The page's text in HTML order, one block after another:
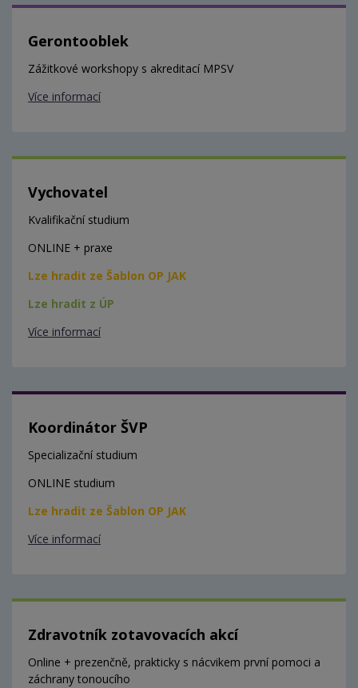
Gerontooblek
Zážitkové workshopy s akreditací MPSV
Více informací
Vychovatel
Kvalifikační studium
ONLINE + praxe
Lze hradit ze Šablon OP JAK
Lze hradit z ÚP
Více informací
Koordinátor ŠVP
Specializační studium
ONLINE studium
Lze hradit ze Šablon OP JAK
Více informací
Zdravotník zotavovacích akcí
Online + prezenčně, prakticky s nácvikem první pomoci a
záchrany tonoucího